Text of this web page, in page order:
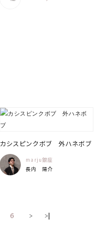
カシスピンクボブ 外ハネボブ
marju銀座
長内 陽介
6 > >|